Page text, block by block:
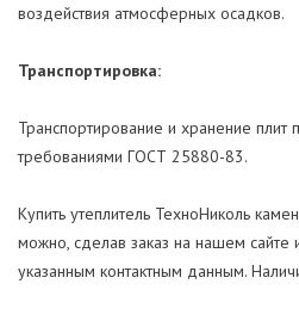
воздействия атмосферных осадков.
Транспортировка:
Транспортирование и хранение плит
требованиями ГОСТ 25880-83.
Купить утеплитель ТехноНиколь
можно, сделав заказ на нашем сайте
указанным контактным данным.